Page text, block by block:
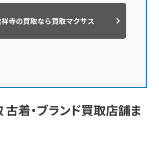
寺の買取なら買取マクサス
着・ブランド買取店舗ま